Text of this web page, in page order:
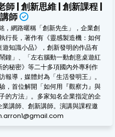
師 | 創新思維 | 創新課程 |
師
，網路暱稱「創新先生」，企業創
行長，著作有《靈感製造機：如何
知識小品》，創新發明的作品有
鐘」、「左右腦動一動創意桌遊紅
秘密》等二十多項國內外專利作
導，媒體封為「生活發明王」。
，首位解開「如何用『觀察力』與
的方法」。多家知名企業指定的企
講師、創新講師。演講與課程邀